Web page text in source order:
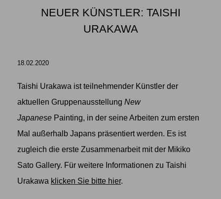
NEUER KÜNSTLER: TAISHI
URAKAWA
18.02.2020
Taishi Urakawa ist teilnehmender Künstler der
aktuellen Gruppenausstellung New
Japanese Painting, in der seine Arbeiten zum ersten
Mal außerhalb Japans präsentiert werden. Es ist
zugleich die erste Zusammenarbeit mit der Mikiko
Sato Gallery. Für weitere Informationen zu Taishi
Urakawa klicken Sie bitte hier.